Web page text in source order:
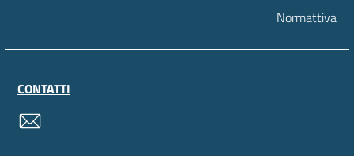
Normattiva
CONTATTI